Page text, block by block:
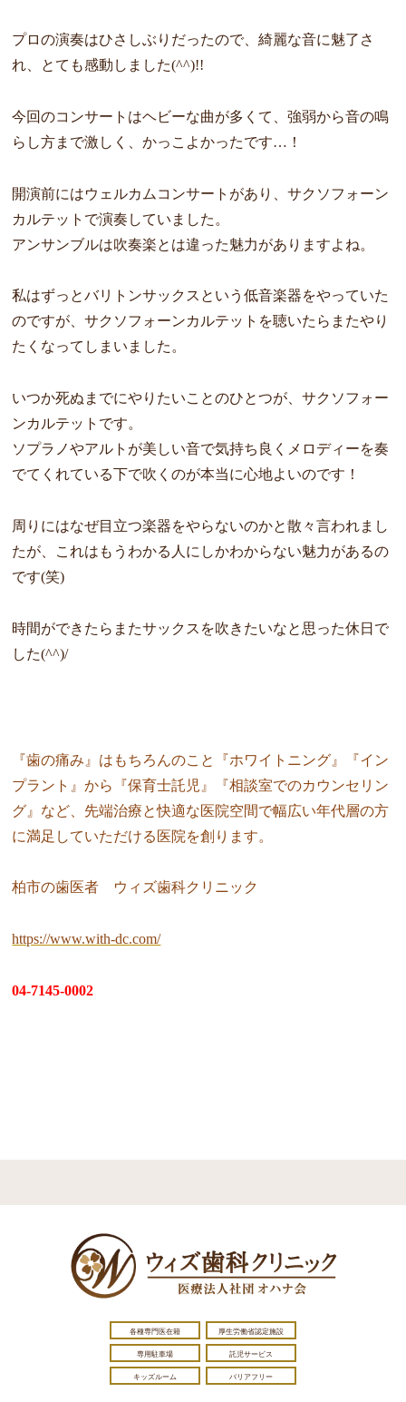
プロの演奏はひさしぶりだったので、綺麗な音に魅了さ
れ、とても感動しました(^^)!!
今回のコンサートはヘビーな曲が多くて、強弱から音の鳴
らし方まで激しく、かっこよかったです…！
開演前にはウェルカムコンサートがあり、サクソフォーン
カルテットで演奏していました。
アンサンブルは吹奏楽とは違った魅力がありますよね。
私はずっとバリトンサックスという低音楽器をやっていた
のですが、サクソフォーンカルテットを聴いたらまたやり
たくなってしまいました。
いつか死ぬまでにやりたいことのひとつが、サクソフォー
ンカルテットです。
ソプラノやアルトが美しい音で気持ち良くメロディーを奏
でてくれている下で吹くのが本当に心地よいのです！
周りにはなぜ目立つ楽器をやらないのかと散々言われまし
たが、これはもうわかる人にしかわからない魅力があるの
です(笑)
時間ができたらまたサックスを吹きたいなと思った休日で
した(^^)/
『歯の痛み』はもちろんのこと『ホワイトニング』『イン
プラント』から『保育士託児』『相談室でのカウンセリン
グ』など、先端治療と快適な医院空間で幅広い年代層の方
に満足していただける医院を創ります。
柏市の歯医者 ウィズ歯科クリニック
https://www.with-dc.com/
04-7145-0002
各種専門医在籍 厚生労働省認定施設
専用駐車場 託児サービス
キッズルーム バリアフリー